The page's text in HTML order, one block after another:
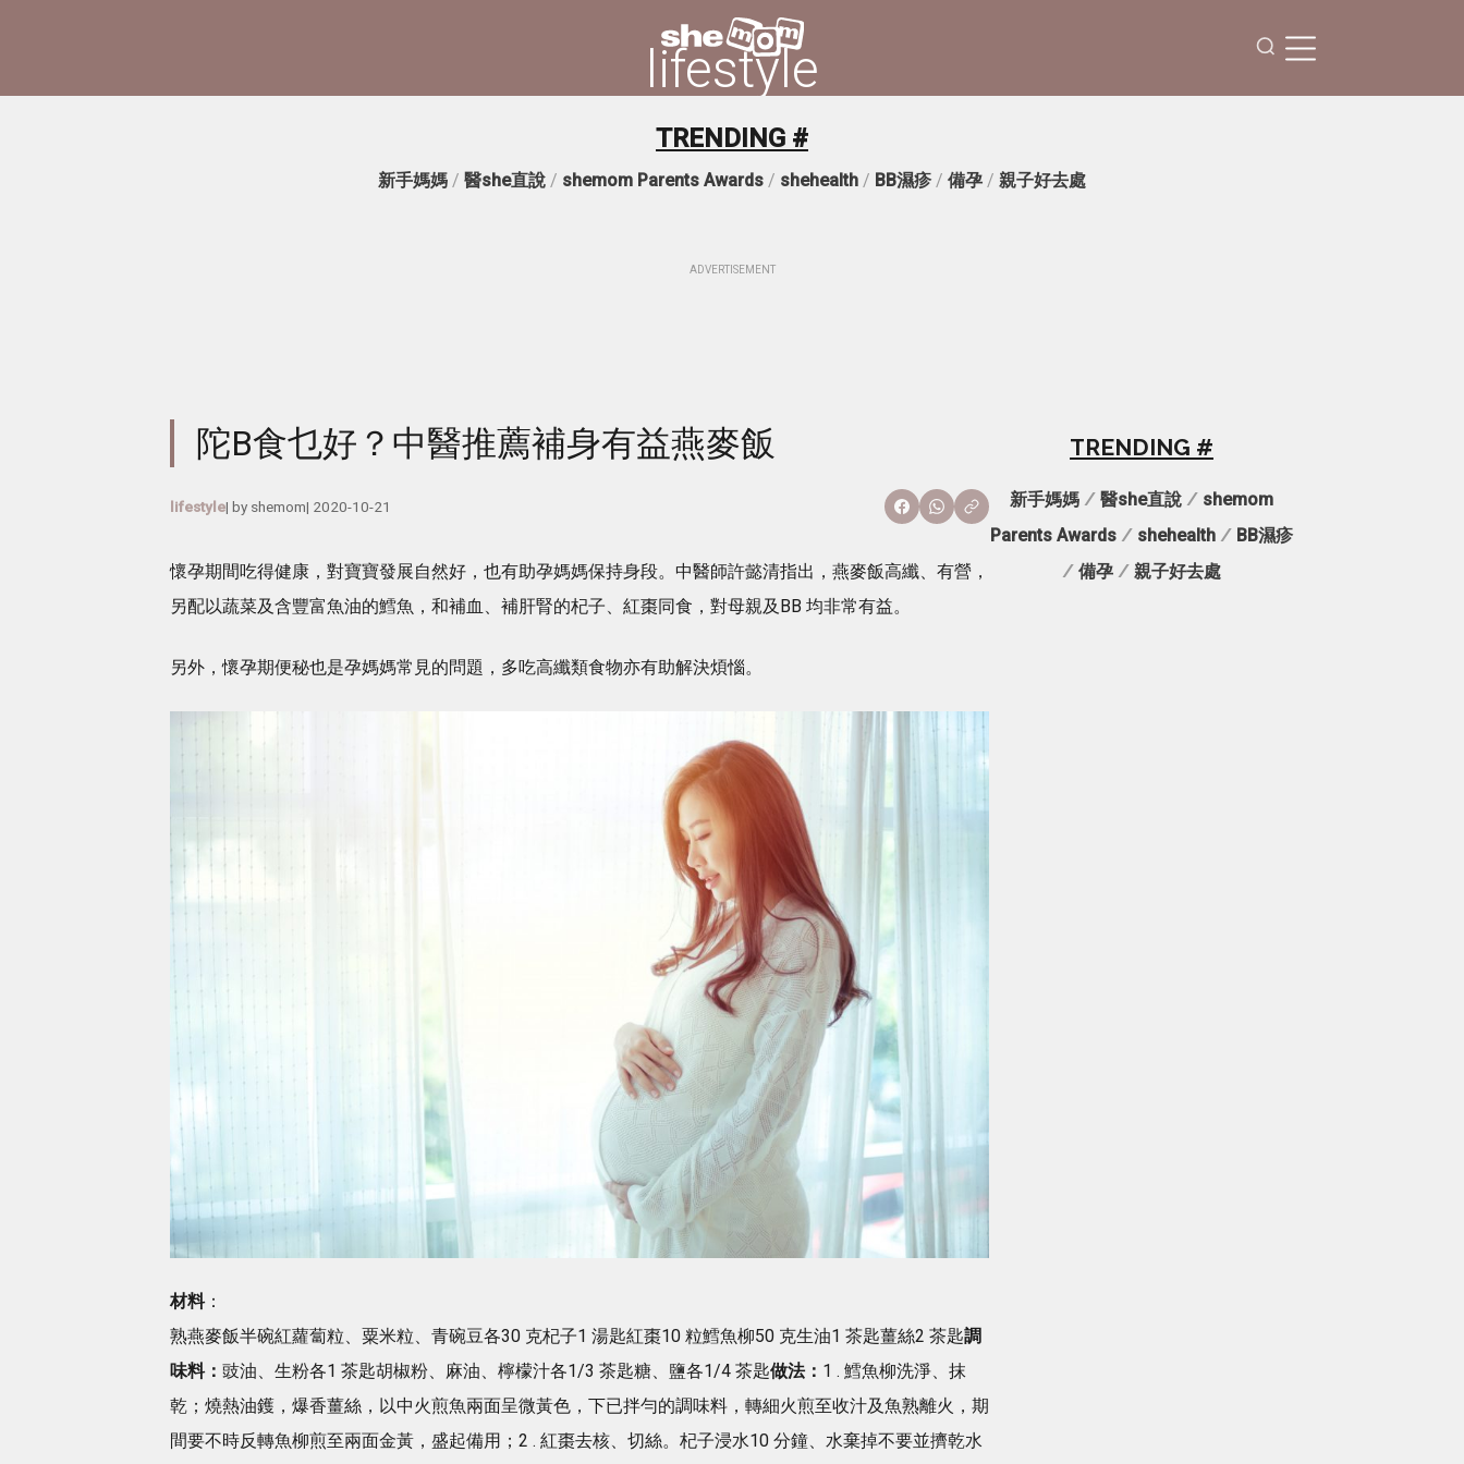
lifestyle
TRENDING #
新手媽媽 / 醫she直說 / shemom Parents Awards / shehealth / BB濕疹 / 備孕 / 親子好去處
ADVERTISEMENT
陀B食乜好？中醫推薦補身有益燕麥飯
lifestyle| by shemom| 2020-10-21
懷孕期間吃得健康，對寶寶發展自然好，也有助孕媽媽保持身段。中醫師許懿清指出，燕麥飯高纖、有營，
另配以蔬菜及含豐富魚油的鱈魚，和補血、補肝腎的杞子、紅棗同食，對母親及BB 均非常有益。
另外，懷孕期便秘也是孕媽媽常見的問題，多吃高纖類食物亦有助解決煩惱。
材料：
熟燕麥飯半碗紅蘿蔔粒、粟米粒、青碗豆各30 克杞子1 湯匙紅棗10 粒鱈魚柳50 克生油1 茶匙薑絲2 茶匙調
味料： 豉油、生粉各1 茶匙胡椒粉、麻油、檸檬汁各1/3 茶匙糖、鹽各1/4 茶匙做法： 1 . 鱈魚柳洗淨、抹
乾；燒熱油鑊，爆香薑絲，以中火煎魚兩面呈微黃色，下已拌勻的調味料，轉細火煎至收汁及魚熟離火，期
間要不時反轉魚柳煎至兩面金黃，盛起備用；2 . 紅棗去核、切絲。杞子浸水10 分鐘、水棄掉不要並擠乾水
TRENDING #
新手媽媽 / 醫she直說 / shemom
Parents Awards / shehealth / BB濕疹
/ 備孕 / 親子好去處